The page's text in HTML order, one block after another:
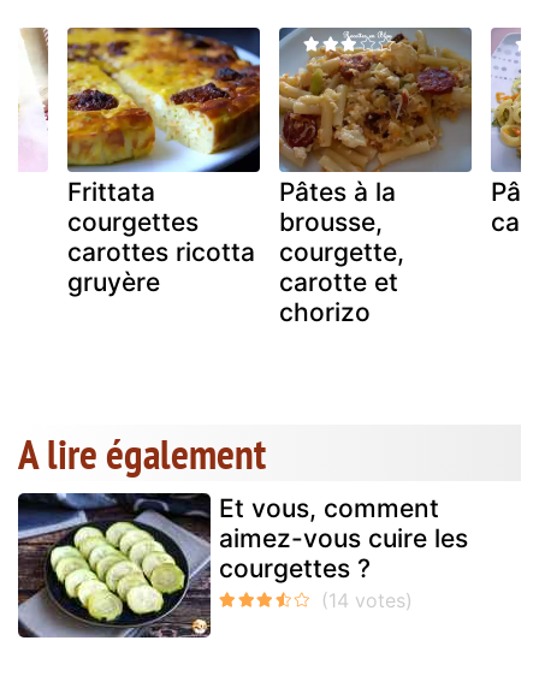
Frittata
courgettes
carottes ricotta
gruyère
Pâtes à la
brousse,
courgette,
carotte et
chorizo
A lire également
Et vous, comment
aimez-vous cuire les
courgettes ?